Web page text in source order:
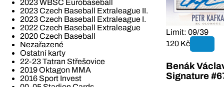
2023 WBSC Eurobaseball
2023 Czech Baseball Extraleague II.
2023 Czech Baseball Extraleague I.
2022 Czech Baseball Extraleague
2020 Czech Baseball
Nezařazené
Ostatní karty
22-23 Tatran Střešovice
2019 Oktagon MMA
2016 Sport Invest
Limit: 09/39
120 Kč
Benák
Signature